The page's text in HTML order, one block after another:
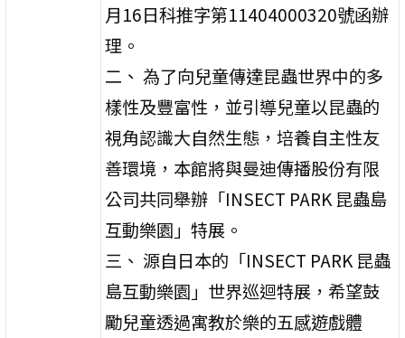
月16日科推字第11404000320號函辦
理。
二、 為了向兒童傳達昆蟲世界中的多
樣性及豐富性，並引導兒童以昆蟲的
視角認識大自然生態，培養自主性友
善環境，本館將與曼迪傳播股份有限
公司共同舉辦「INSECT PARK 昆蟲島
互動樂園」特展。
三、 源自日本的「INSECT PARK 昆蟲
島互動樂園」世界巡迴特展，希望鼓
勵兒童透過寓教於樂的五感遊戲體